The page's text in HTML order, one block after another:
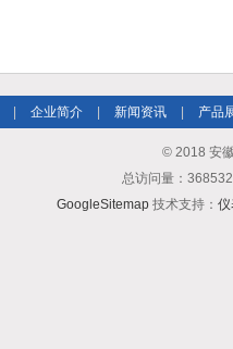
企业简介 新闻资讯 产品
© 2018 安
总访问量：
GoogleSitemap技术支持： 仪